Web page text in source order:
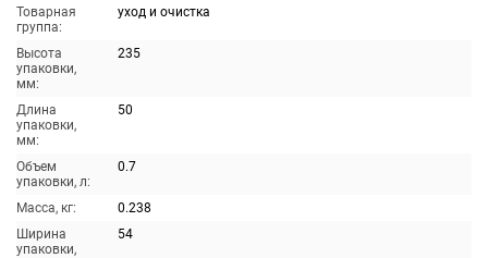
Товарная
группа:
уход и очистка
Высота
упаковки,
мм:
235
Длина
упаковки,
мм:
50
Объем
упаковки, л:
0.7
Масса, кг:
0.238
Ширина
упаковки,
54